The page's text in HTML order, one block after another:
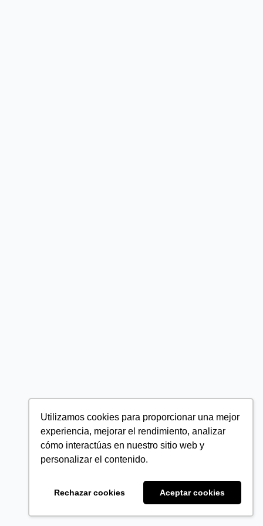
Utilizamos cookies para proporcionar una mejor
experiencia, mejorar el rendimiento, analizar
cómo interactúas en nuestro sitio web y
personalizar el contenido.
Rechazar cookies Aceptar cookies